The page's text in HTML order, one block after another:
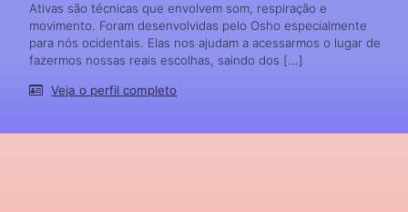
Ativas são técnicas que envolvem som, respiração e
movimento. Foram desenvolvidas pelo Osho especialmente
para nós ocidentais. Elas nos ajudam a acessarmos o lugar de
fazermos nossas reais escolhas, saindo dos [...]
Veja o perfil completo